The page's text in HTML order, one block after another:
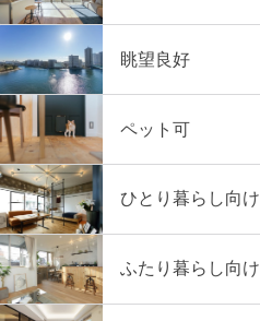
眺望良好
ペット可
ひとり暮らし向け
ふたり暮らし向け